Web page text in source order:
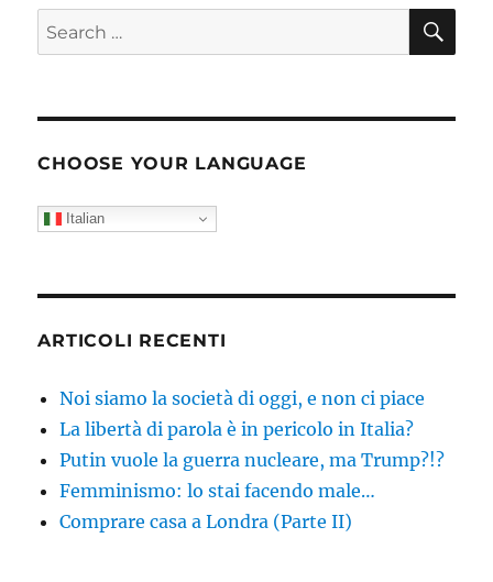
Search
for:
CHOOSE YOUR LANGUAGE
Italian
ARTICOLI RECENTI
Noi siamo la società di oggi, e non ci piace
La libertà di parola è in pericolo in Italia?
Putin vuole la guerra nucleare, ma Trump?!?
Femminismo: lo stai facendo male…
Comprare casa a Londra (Parte II)